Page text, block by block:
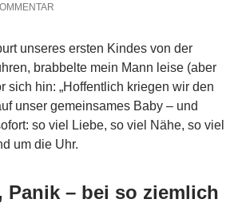
unseres ersten Kindes von der
brabbelte mein Mann leise (aber
sich hin: „Hoffentlich kriegen wir den
unser gemeinsames Baby – und
so viel Liebe, so viel Nähe, so viel
um die Uhr.
Panik – bei so ziemlich